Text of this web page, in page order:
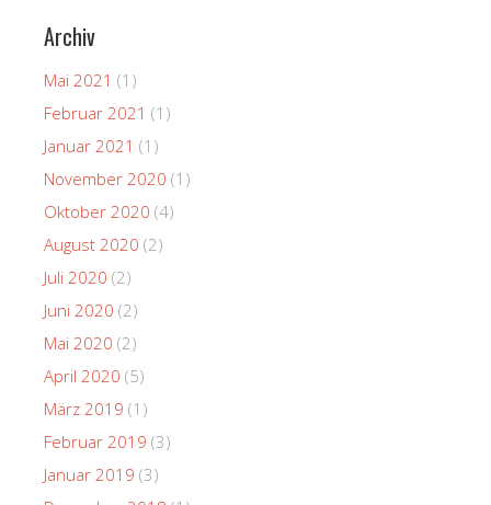
Archiv
Mai 2021 (1)
Februar 2021 (1)
Januar 2021 (1)
November 2020 (1)
Oktober 2020 (4)
August 2020 (2)
Juli 2020 (2)
Juni 2020 (2)
Mai 2020 (2)
April 2020 (5)
März 2019 (1)
Februar 2019 (3)
Januar 2019 (3)